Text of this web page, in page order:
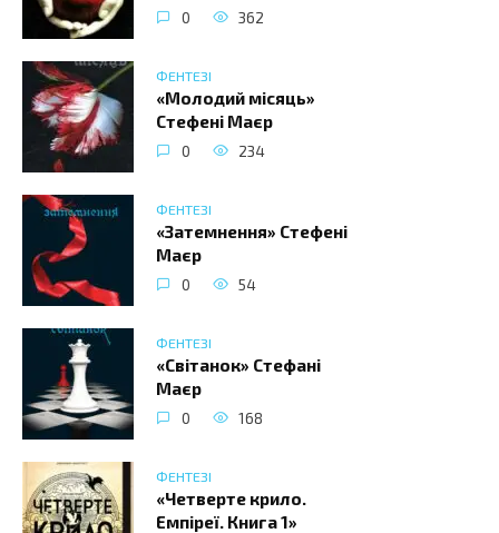
0 362
ФЕНТЕЗІ
«Молодий місяць»
Стефені Маєр
0 234
ФЕНТЕЗІ
«Затемнення» Стефені
Маєр
0 54
ФЕНТЕЗІ
«Світанок» Стефані
Маєр
0 168
ФЕНТЕЗІ
«Четверте крило.
Емпіреї. Книга 1»